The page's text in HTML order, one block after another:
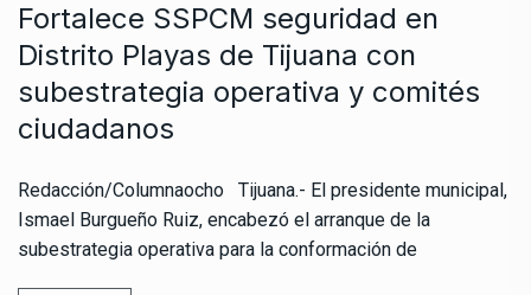
Fortalece SSPCM seguridad en
Distrito Playas de Tijuana con
subestrategia operativa y comités
ciudadanos
Redacción/Columnaocho Tijuana.- El presidente municipal,
Ismael Burgueño Ruiz, encabezó el arranque de la
subestrategia operativa para la conformación de